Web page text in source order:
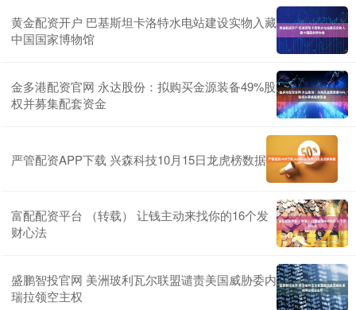
黄金配资开户 巴基斯坦卡洛特水电站建设实物入藏
中国国家博物馆
金多港配资官网 永达股份：拟购买金源装备49%股
权并募集配套资金
严管配资APP下载 兴森科技10月15日龙虎榜数据
富配配资平台 （转载） 让钱主动来找你的16个发
财心法
盛鹏智投官网 美洲玻利瓦尔联盟谴责美国威胁委内
瑞拉领空主权